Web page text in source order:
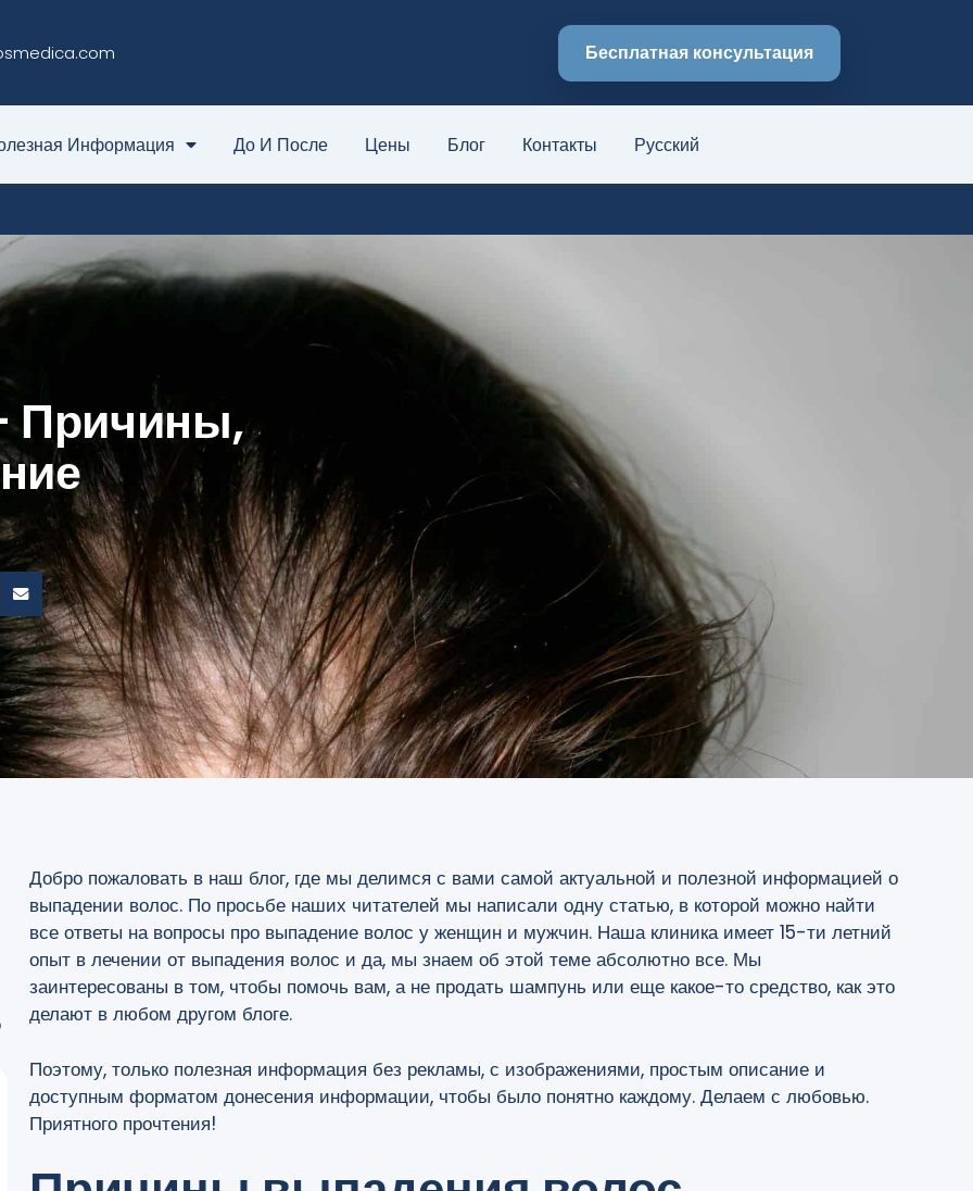
Бесплатная консультация
Информация До И После Цены Блог Контакты Русский
Причины,
Добро пожаловать в наш блог, где мы делимся с вами самой актуальной и полезной информацией о
выпадении волос. По просьбе наших читателей мы написали одну статью, в которой можно найти
все ответы на вопросы про выпадение волос у женщин и мужчин. Наша клиника имеет 15-ти летний
опыт в лечении от выпадения волос и да, мы знаем об этой теме абсолютно все. Мы
заинтересованы в том, чтобы помочь вам, а не продать шампунь или еще какое-то средство, как это
делают в любом другом блоге.
Поэтому, только полезная информация без рекламы, с изображениями, простым описание и
доступным форматом донесения информации, чтобы было понятно каждому. Делаем с любовью.
Приятного прочтения!